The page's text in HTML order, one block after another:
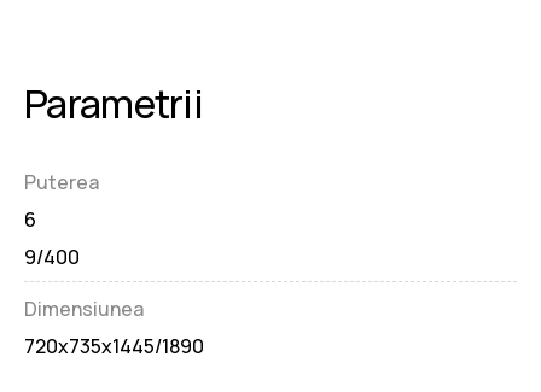
Parametrii
Puterea
6
9/400
Dimensiunea
720x735x1445/1890